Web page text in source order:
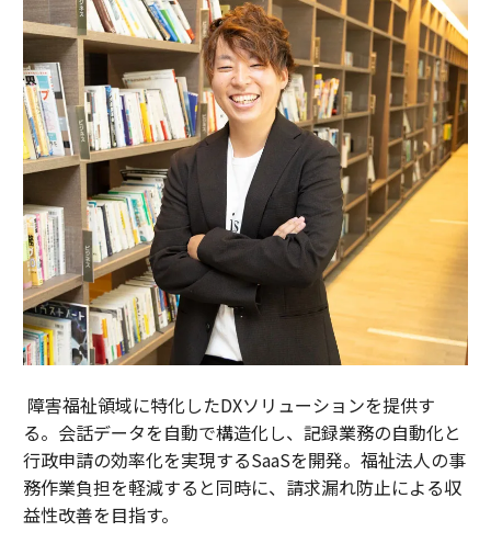
障害福祉領域に特化したDXソリューションを提供す
る。会話データを自動で構造化し、記録業務の自動化と
行政申請の効率化を実現するSaaSを開発。福祉法人の事
務作業負担を軽減すると同時に、請求漏れ防止による収
益性改善を目指す。